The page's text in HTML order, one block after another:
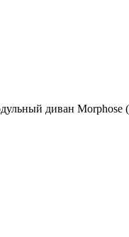
диван Morphose